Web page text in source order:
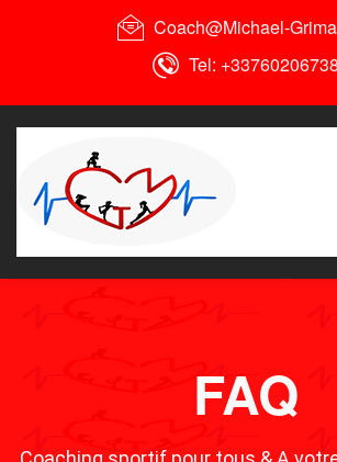
Coach@michael-
Tel: +33760206738
FAQ
Ceci est une boutique de démonstration
commande ne sera honorée.